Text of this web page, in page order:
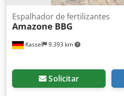
Kassel 9.393 km
Espalhador de fertilizantes
Amazone BBG
Solicitar